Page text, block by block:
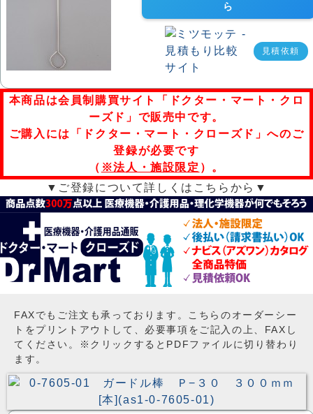
ら
見積依頼
本商品は会員制購買サイト「ドクター・マート・クロ
ーズド」で販売中です。
ご購入には「ドクター・マート・クローズド」へのご
登録が必要です
（ ※法人・施設限定 ）。
▼ご登録について詳しくはこちらから▼
FAXでもご注文も承っております。こちらのオーダーシー
トをプリントアウトして、必要事項をご記入の上、FAXし
てください。※クリックするとPDFファイルに切り替わり
ます。